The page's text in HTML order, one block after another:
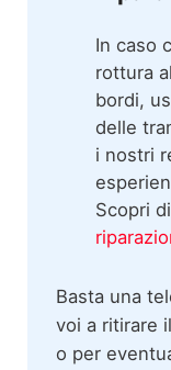
In caso
rottura
bordi,
delle
i nostri
Scopri
Basta una
voi a ritirare
o per